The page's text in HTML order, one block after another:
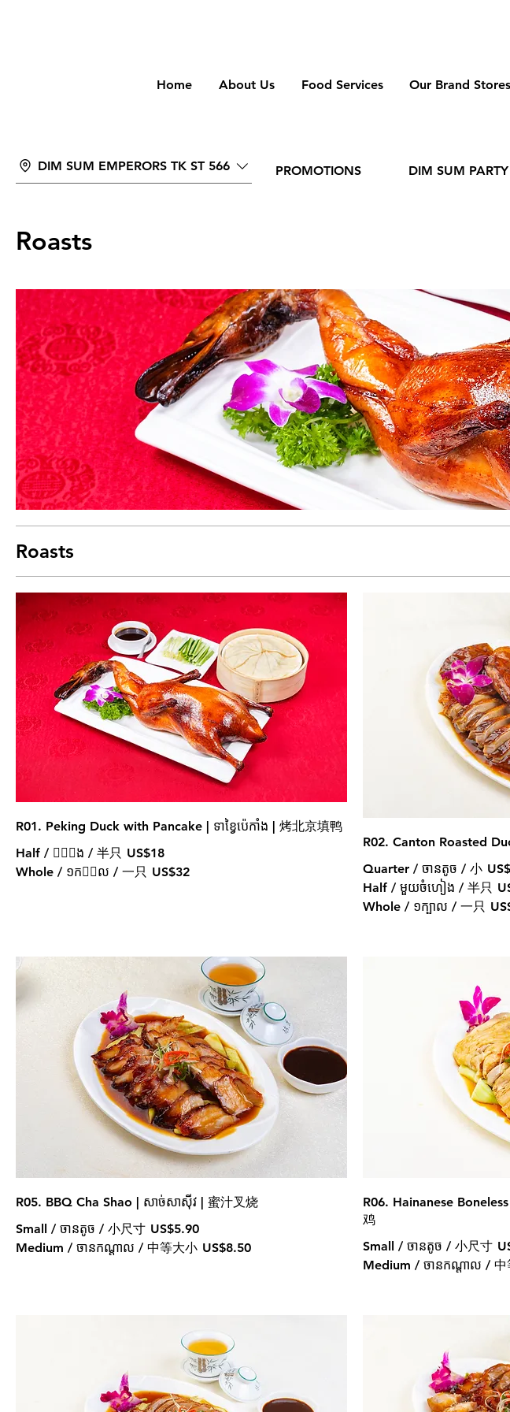
Home About Us Food Services Our Brand Stores
DIM SUM EMPERORS TK ST 566 PROMOTIONS DIM SUM
Roasts
Roasts
R01. Peking Duck with Pancake | ទាខ្វៃប៉េកាំង | 烤北京填鸭
Half / 􀇬􀃣􀇓ង / 半只 US$18
Whole / ១ក􀇓􀇺ល / 一只 US$32
R02. Canton Roasted
Quarter / ចានតូច / 小
Half / មួយចំហៀង / 半只
Whole / ១ក្បាល / 一只
R05. BBQ Cha Shao | សាច់សាសុីវ | 蜜汁叉烧
Small / ចានតូច / 小尺寸 US$5.90
Medium / ចានកណ្ដាល / 中等大小 US$8.50
R06. Hainanese
鸡
Small / ចានតូច / 小尺寸
Medium / ចានកណ្ដាល / 中